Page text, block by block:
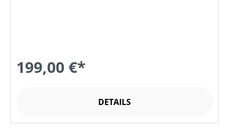
199,00 €*
DETAILS